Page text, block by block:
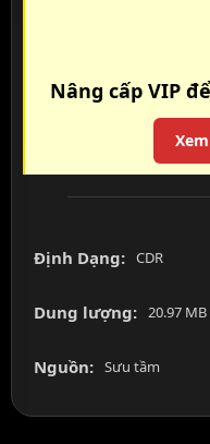
Nâng cấp VIP
Định Dạng: CDR
Dung lượng: 20.97 MB
Nguồn: Sưu tầm